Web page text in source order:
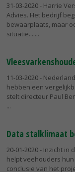
31-03-2020- Harrie
Advies. Het bedrijf
bewaarplaats, maar
situatie....
11-03-2020-
hebben een
stelt directeur Paul
Data stalklimaat
20-01-2020- Inzicht in
helpt veehouders
conclusie van het